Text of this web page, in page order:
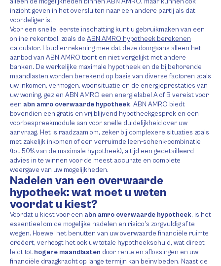
inzicht geven in het oversluiten naar een andere partij als dat
voordeliger is.
Voor een snelle, eerste inschatting kunt u gebruikmaken van een
online rekentool, zoals de ABN AMRO hypotheek berekenen
calculator. Houd er rekening mee dat deze doorgaans alleen het
aanbod van ABN AMRO toont en niet vergelijkt met andere
banken. De werkelijke maximale hypotheek en de bijbehorende
maandlasten worden berekend op basis van diverse factoren zoals
uw inkomen, vermogen, woonsituatie en de energieprestaties van
uw woning, gezien ABN AMRO een energielabel A of B vereist voor
een abn amro overwaarde hypotheek. ABN AMRO biedt
bovendien een gratis en vrijblijvend hypotheekgesprek en een
voorbespreekmodule aan voor snelle duidelijkheid over uw
aanvraag. Het is raadzaam om, zeker bij complexere situaties zoals
met zakelijk inkomen of een verruimde leen-schenk-combinatie
(tot 50% van de maximale hypotheek), altijd een gedetailleerd
advies in te winnen voor de meest accurate en complete
weergave van uw mogelijkheden.
Nadelen van een overwaarde
hypotheek: wat moet u weten
voordat u kiest?
Voordat u kiest voor een abn amro overwaarde hypotheek, is het
essentieel om de mogelijke nadelen en risico’s zorgvuldig af te
wegen. Hoewel het benutten van uw overwaarde financiële ruimte
creëert, verhoogt het ook uw totale hypotheekschuld, wat direct
leidt tot hogere maandlasten door rente en aflossingen en uw
financiële draagkracht op lange termijn kan beïnvloeden. Naast de